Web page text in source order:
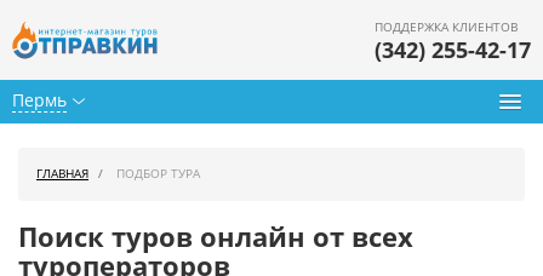
Пермь
ПОДДЕРЖКА КЛИЕНТОВ
(342) 255-42-17
Горящие туры
ГЛАВНАЯ ПОДБОР ТУРА
Поиск туров онлайн от всех
туроператоров